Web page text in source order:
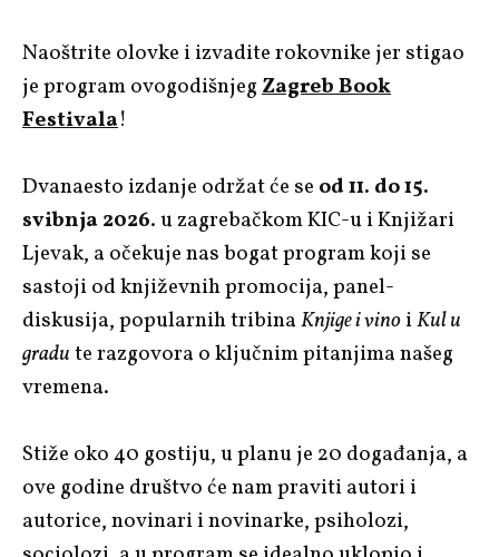
Naoštrite olovke i izvadite rokovnike jer stigao
je program ovogodišnjegZagreb Book
Festivala!
Dvanaesto izdanje održat će se od 11. do 15.
svibnja 2026. u zagrebačkom KIC-u i Knjižari
Ljevak, a očekuje nas bogat program koji se
sastoji od književnih promocija, panel-
diskusija, popularnih tribinaKnjige i vinoiKul u
gradute razgovora o ključnim pitanjima našeg
vremena.
Stiže oko 40 gostiju, u planu je 20 događanja, a
ove godine društvo će nam praviti autori i
autorice, novinari i novinarke, psiholozi,